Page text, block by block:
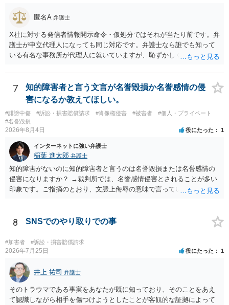
等は別として、一般的なレイアウトや配色、依頼者から提供された素
材を希望に沿って配置した部分には、通常、著作物性は認められにく
いと考えられます。仮に具体的な画面構成の一部に創作性が認められ
ても、その権利は当該部分に限られ、ご相談者の写真や文章等を制作
実績として掲載する権限まで当然に生じるものではありません。 もっ
の同意があれば別です。また、単に制作を担当した事実を記載した
り、公開中のサイトへリンクしたりする行為まで当然に禁止できると
は限りません。 人物写真については、通常のSNSへの無断掲載と同
様、掲載目的、態様、必要性、本人の特定可能性等から判断されま
す。営業目的であり、本人も掲載を拒否していることは、違法性を認
める方向の事情となりますが、自動的に肖像権侵害となるわけではあ
りません。 まず、見積書、メール、チャット、デザイナーの利用規約
を確認したうえで、「提供素材及びこれを含む画面の複製・SNS掲載
を許諾しない」と書面で明確に通知することをお勧めします。すでに
掲載された場合は、URL、掲載日時、画面を保存してから削除を求め
てください。
匿名A 弁護士
X社に対する発信者情報開示命令・仮処分ではそれが当たり前です。弁
護士が申立代理人になっても同じ対応です。弁護士なら誰でも知って
いる有名な事務所が代理人に就いていますが、恥ずかしくないのだろ
7
知的障害者と言う文言が名誉毀損か名誉感情の侵
害になるか教えてほしい。
#誹謗中傷 #訴訟・損害賠償請求 #肖像権侵害 #被害者
#個人・プライベート
#名誉毀損
2026年8月4日 役にたった 1
インターネットに強い弁護士
稲葉 進太郎 弁護士
知的障害がないのに知的障害者と言うのは名誉毀損または名誉感情の
侵害になりますか？ →裁判所では、名誉感情侵害とされることが多い
印象です。ご指摘のとおり、文脈上侮辱の意味で言っている点も加味
8 SNSでのやり取りでの事
#加害者 #訴訟・損害賠償請求
2026年7月25日 役にたった 1
井上 祐司 弁護士
そのトラウマである事実をあなたが既に知っており、そのことをあえ
て認識しながら相手を傷つけようとしたことが客観的な証拠によって